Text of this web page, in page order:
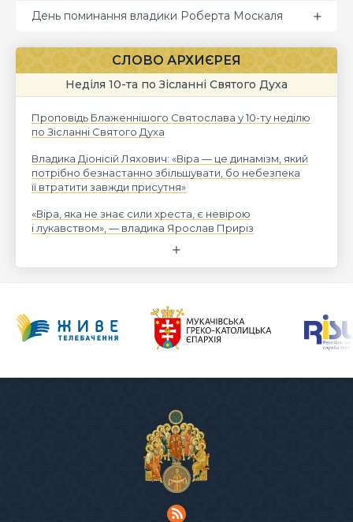
День поминання владики Роберта Москаля
СЛОВО АРХИЄРЕЯ
Неділя 10-та по Зісланні Святого Духа
Проповідь Блаженнішого Святослава у 10-ту неділю
по Зісланні Святого Духа
Владика Діонісій Ляхович: «Віра — це динамізм, який
потрібно безнастанно збільшувати, бо небезпека
її втратити завжди присутня»
«Віра, яка не знає сили хреста, є невірою
і лукавством», — владика Ярослав Приріз